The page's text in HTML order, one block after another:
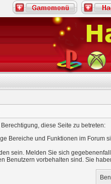
diese Seite zu betreten:
Bereiche und Funktionen im
sein. Melden Sie sich
Benutzern vorbehalten sind. Sie